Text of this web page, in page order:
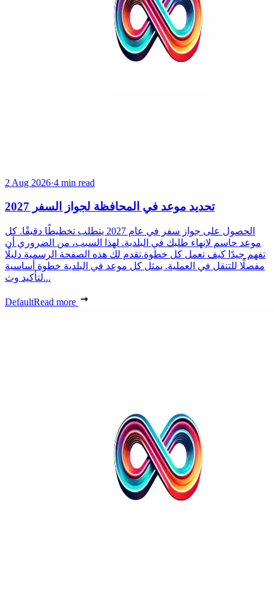
2 Aug 2026·4 min read
تحديد موعد في المحافظة لجواز السفر 2027
الحصول على جواز سفر في عام 2027 يتطلب تخطيطًا دقيقًا. كل
موعد حاسم لإنهاء طلبك في البلدية. لهذا السبب، من الضروري أن
تفهم جيدًا كيف تعمل كل خطوة.تقدم لك هذه الصفحة الرسمية دليلًا
مفصلًا للتنقل في العملية. يمثل كل موعد في البلدية خطوة أساسية
لتأكيد وث...
DefaultRead more